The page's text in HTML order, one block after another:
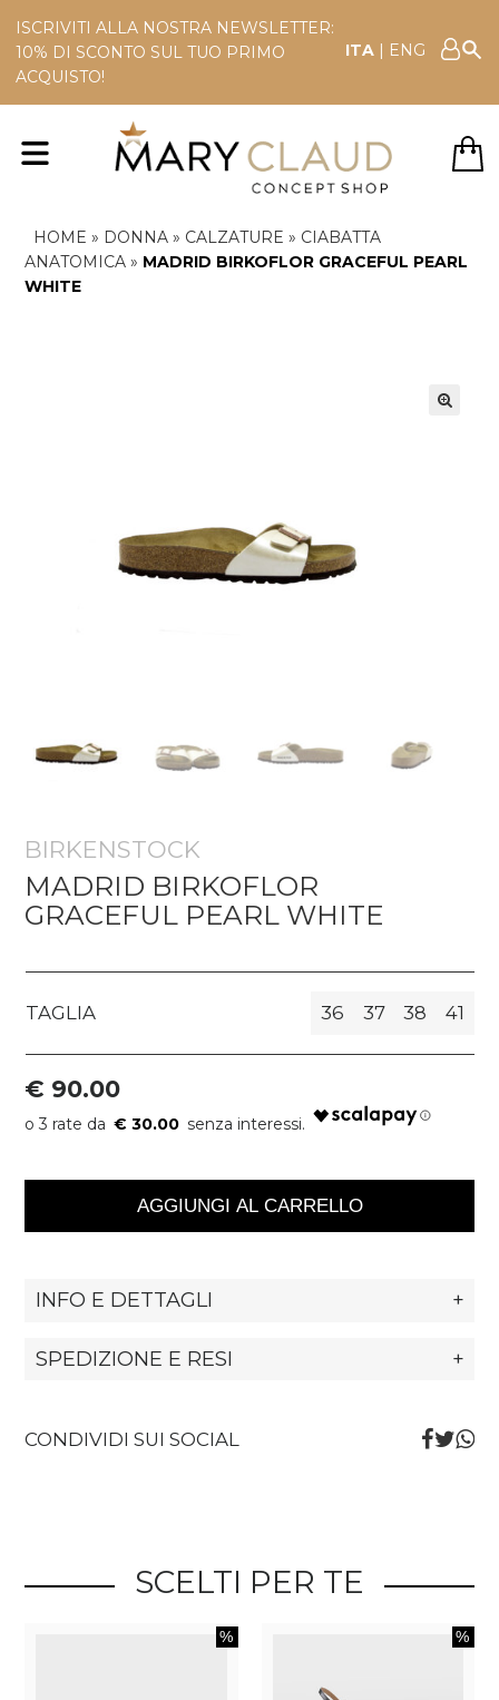
ISCRIVITI ALLA NOSTRA NEWSLETTER:
10% DI SCONTO SUL TUO PRIMO
ACQUISTO!
ITA | ENG
HOME » DONNA» CALZATURE » CIABATTA
ANATOMICA » MADRID BIRKOFLOR GRACEFUL PEARL
WHITE
BIRKENSTOCK
MADRID BIRKOFLOR
GRACEFUL PEARL WHITE
TAGLIA 36 37 38 41
€ 90.00
€ 30.00
AGGIUNGI AL CARRELLO
INFO E DETTAGLI +
SPEDIZIONE E RESI +
CONDIVIDI SUI SOCIAL
SCELTI PER TE